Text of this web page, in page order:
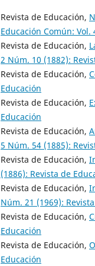
Revista de Educación,
Educación Común:
Revista de Educación,
2 Núm. 10 (1882):
Revista de Educación,
Educación
Revista de Educación,
Educación
Revista de Educación,
5 Núm. 54 (1885):
Revista de Educación,
(1886): Revista de
Revista de Educación,
Núm. 21 (1969):
Revista de Educación,
Educación
Revista de Educación,
Educación